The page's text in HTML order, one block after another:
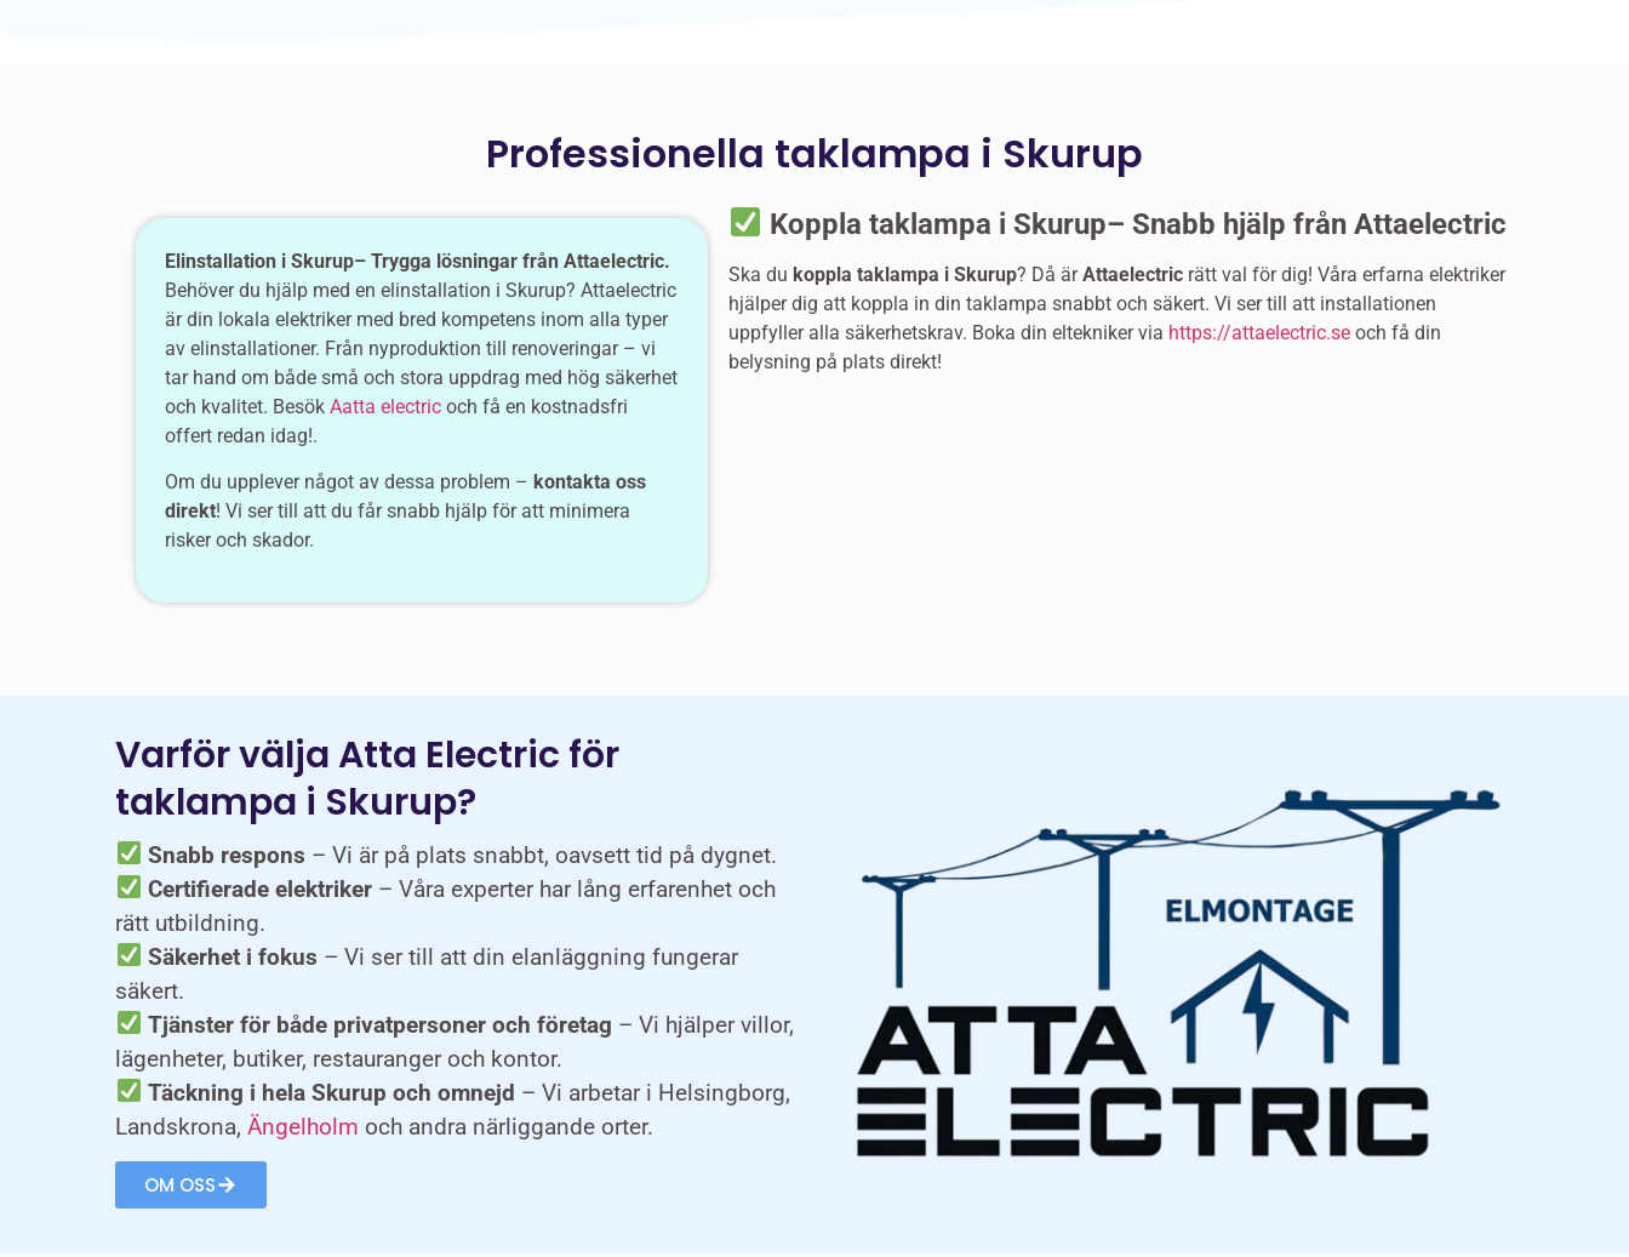
Professionella taklampa i Skurup
Elinstallation i Skurup– Trygga lösningar från Attaelectric.
Behöver du hjälp med en elinstallation i Skurup? Attaelectric
är din lokala elektriker med bred kompetens inom alla typer
av elinstallationer. Från nyproduktion till renoveringar – vi
tar hand om både små och stora uppdrag med hög säkerhet
och kvalitet. BesökAatta electric och få en kostnadsfri
offert redan idag!.
Om du upplever något av dessa problem – kontakta oss
direkt! Vi ser till att du får snabb hjälp för att minimera
risker och skador.
Koppla taklampa i Skurup– Snabb hjälp från Attaelectric
Ska du koppla taklampa i Skurup? Då ärAttaelectric rätt val för dig! Våra erfarna elektriker
hjälper dig att koppla in din taklampa snabbt och säkert. Vi ser till att installationen
uppfyller alla säkerhetskrav. Boka din eltekniker via https://attaelectric.se och få din
belysning på plats direkt!
Varför välja Atta Electric för
taklampa i Skurup?
Snabb respons – Vi är på plats snabbt, oavsett tid på dygnet.
Certifierade elektriker– Våra experter har lång erfarenhet och
rätt utbildning.
Säkerhet i fokus – Vi ser till att din elanläggning fungerar
säkert.
Tjänster för både privatpersoner och företag – Vi hjälper villor,
lägenheter, butiker, restauranger och kontor.
Täckning i hela Skurup och omnejd – Vi arbetar i Helsingborg,
Landskrona,Ängelholm och andra närliggande orter.
OM OSS